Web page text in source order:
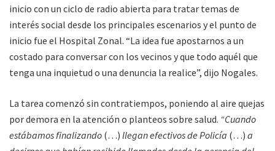
inicio con un ciclo de radio abierta para tratar temas de
interés social desde los principales escenarios y el punto de
inicio fue el Hospital Zonal. “La idea fue apostarnos a un
costado para conversar con los vecinos y que todo aquél que
tenga una inquietud o una denuncia la realice”, dijo Nogales.
La tarea comenzó sin contratiempos, poniendo al aire quejas
por demora en la atención o planteos sobre salud. “Cuando
estábamos finalizando (…) llegan efectivos de Policía (…) a